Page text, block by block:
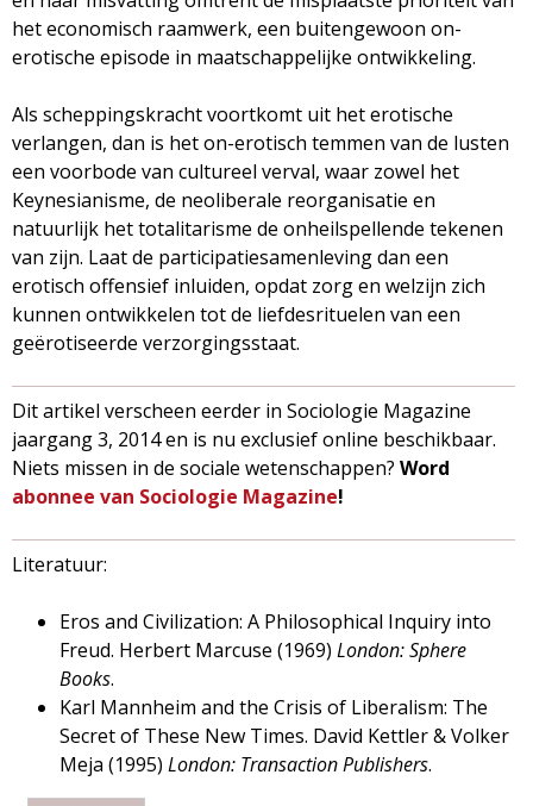
het economisch raamwerk, een buitengewoon on-
erotische episode in maatschappelijke ontwikkeling.
Als scheppingskracht voortkomt uit het erotische
verlangen, dan is het on-erotisch temmen van de lusten
een voorbode van cultureel verval, waar zowel het
Keynesianisme, de neoliberale reorganisatie en
natuurlijk het totalitarisme de onheilspellende tekenen
van zijn. Laat de participatiesamenleving dan een
erotisch offensief inluiden, opdat zorg en welzijn zich
kunnen ontwikkelen tot de liefdesrituelen van een
geërotiseerde verzorgingsstaat.
Dit artikel verscheen eerder in Sociologie Magazine
jaargang 3, 2014 en is nu exclusief online beschikbaar.
Niets missen in de sociale wetenschappen? Word
abonnee van Sociologie Magazine!
Literatuur:
Eros and Civilization: A Philosophical Inquiry into
Freud. Herbert Marcuse (1969) London: Sphere
Books.
Karl Mannheim and the Crisis of Liberalism: The
Secret of These New Times. David Kettler & Volker
Meja (1995) London: Transaction Publishers.